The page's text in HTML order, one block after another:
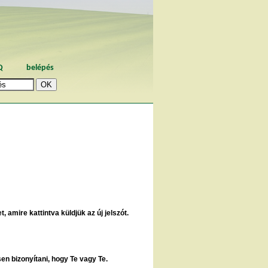
belépés
amire kattintva küldjük az új jelszót.
bizonyítani, hogy Te vagy Te.